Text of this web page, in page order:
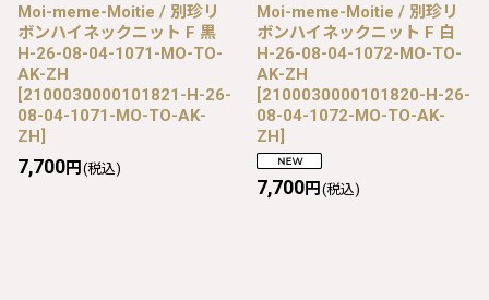
Moi-meme-Moitie / 別珍リ
ボンハイネックニット F 黒
H-26-08-04-1071-MO-TO-
AK-ZH
[2100030000101821-H-26-
08-04-1071-MO-TO-AK-
ZH]
7,700円 (税込)
Moi-meme-Moitie / 別珍リ
ボンハイネックニット F 白
H-26-08-04-1072-MO-TO-
AK-ZH
[2100030000101820-H-26-
08-04-1072-MO-TO-AK-
ZH]
7,700円 (税込)